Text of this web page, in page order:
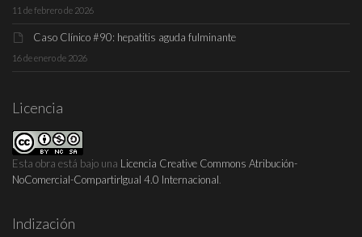
11 de febrero de 2026
Caso Clínico #90: hepatitis aguda fulminante
16 de enero de 2026
Licencia
Esta obra está bajo una Licencia Creative Commons Atribución-
NoComercial-CompartirIgual 4.0 Internacional
Indización